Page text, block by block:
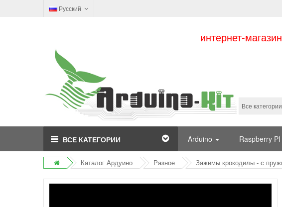
Русский
интернет-
ВСЕ КАТЕГОРИИ Arduino Raspberry PI
Каталог Ардуино Разное Зажимы крокодилы - с